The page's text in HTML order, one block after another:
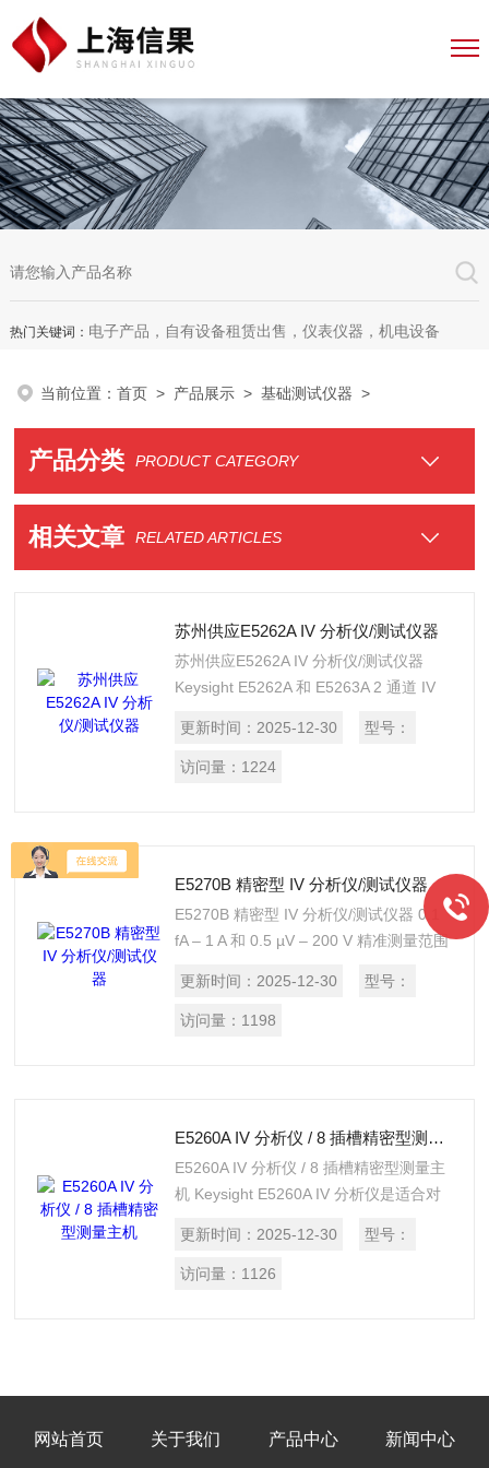
热门关键词： 电子产品，自有设备租赁出售，仪表仪器，机电设备
当前位置：首页 > 产品展示 >基础测试仪器 >
产品分类 PRODUCT CATEGORY
相关文章 RELATED ARTICLES
苏州供应E5262A IV 分析仪/测试仪器
苏州供应E5262A IV 分析仪/测试仪器
Keysight E5262A 和 E5263A 2 通道 IV
案。E5262A 和 E5263A 支持双通道
SMU（电源/监测单元），能够执行电压/
更新时间： 2025-12-30 型号：
访问量： 1224
E5270B 精密型 IV 分析仪/测试仪器
E5270B 精密型 IV 分析仪/测试仪器 0.1
fA – 1 A 和 0.5 µV – 200 V 精准测量范围
更新时间： 2025-12-30 型号：
访问量： 1198
E5260A IV 分析仪 / 8 插槽精密型测量主机
E5260A IV 分析仪 / 8 插槽精密型测量主
机 Keysight E5260A IV 分析仪是适合对
整解决方案
更新时间： 2025-12-30 型号：
访问量： 1126
网站首页 关于我们 产品中心 新闻中心